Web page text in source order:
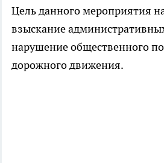
Цель данного мероприятия
взыскание
нарушение общественного
дорожного движения.